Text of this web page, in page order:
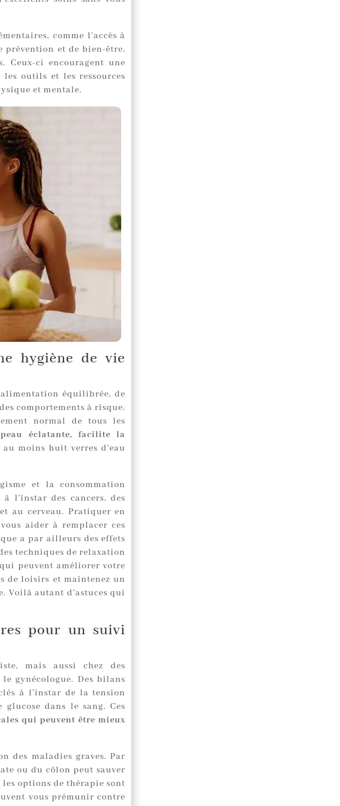
comme l’accès à
prévention et de bien-être,
Ceux-ci encouragent une
outils et les ressources
et mentale.
hygiène de vie
équilibrée, de
comportements à risque.
normal de tous les
éclatante, facilite la
au moins huit verres d’eau
et la consommation
l’instar des cancers, des
au cerveau. Pratiquer en
aider à remplacer ces
a par ailleurs des effets
techniques de relaxation
peuvent améliorer votre
de loisirs et maintenez un
Voilà autant d’astuces qui
pour un suivi
mais aussi chez des
gynécologue. Des bilans
à l’instar de la tension
dans le sang. Ces
qui peuvent être mieux
des maladies graves. Par
ou du côlon peut sauver
les options de thérapie sont
vous prémunir contre